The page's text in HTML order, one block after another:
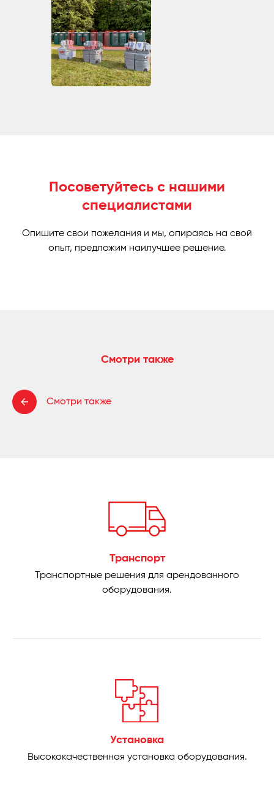
Посоветуйтесь с нашими
специалистами
Опишите свои пожелания и мы, опираясь на свой
опыт, предложим наилучшее решение.
Смотри также
Смотри также
Транспорт
Транспортные решения для арендованного
оборудования.
Установка
Высококачественная установка оборудования.